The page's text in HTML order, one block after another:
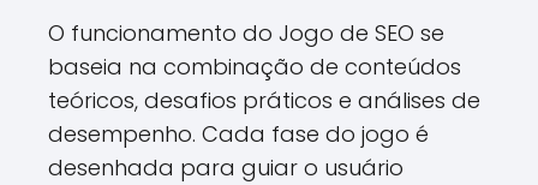
O funcionamento do Jogo de SEO se
baseia na combinação de conteúdos
teóricos, desafios práticos e análises de
desempenho. Cada fase do jogo é
desenhada para guiar o usuário